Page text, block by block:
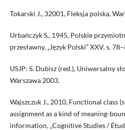
Tokarski J., 32001, Fleksja polska,
Urbańczyk S., 1945, Polskie
przesławny, „Język Polski” XXV, s.
USJP: S. Dubisz (red.), Uniwersalny
Warszawa 2003.
Wajszczuk J., 2010, Functional class
assignment as a kind of meaning-
information, „Cognitive Studies /